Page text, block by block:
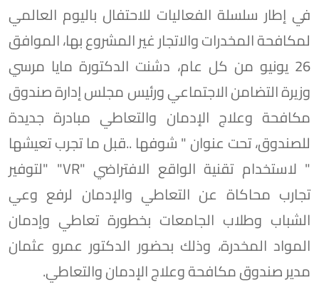
في إطار سلسلة الفعاليات للاحتفال باليوم العالمي
لمكافحة المخدرات والاتجار غير المشروع بها، الموافق
26 يونيو من كل عام، دشنت الدكتورة مايا مرسي
وزيرة التضامن الاجتماعي ورئيس مجلس إدارة صندوق
مكافحة وعلاج الإدمان والتعاطي مبادرة جديدة
للصندوق، تحت عنوان " شوفها ..قبل ما تجرب تعيشها
" لاستخدام تقنية الواقع الافتراضي "VR" "لتوفير
تجارب محاكاة عن التعاطي والإدمان لرفع وعي
الشباب وطلاب الجامعات بخطورة تعاطي وإدمان
المواد المخدرة، وذلك بحضور الدكتور عمرو عثمان
مدير صندوق مكافحة وعلاج الإدمان والتعاطي.